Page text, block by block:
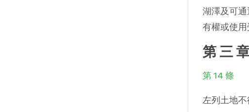
湖澤及可
有權或使用
第 三
第 14 條
左列土地不